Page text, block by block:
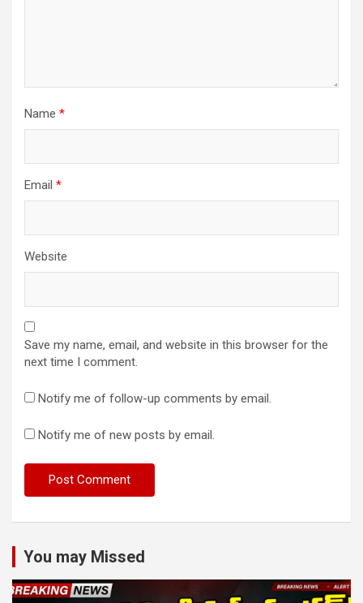
Name *
Email *
Website
Save my name, email, and website in this browser for the
next time I comment.
Notify me of follow-up comments by email.
Notify me of new posts by email.
You may Missed